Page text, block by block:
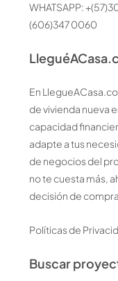
WHATSAPP:
(606)347 0060
En
de vivienda nueva
capacidad
adapte a tus
de negocios del
no te cuesta más,
decisión de
Políticas de
Buscar